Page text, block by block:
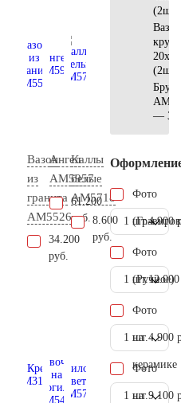
Вазон
из
гранита
AM5526
34.200
руб.
Ангел
AM5957
61.200
руб.
Каллы
белые
AM5718
8.600
руб.
(2шт)
Ваза
(2шт)
— 3
Фото
1 шт.4.900
Фото
(Ручное)
1 шт.
Фото
на
керамике
1 шт. 4.900
Фото
на
1 шт. 9.100